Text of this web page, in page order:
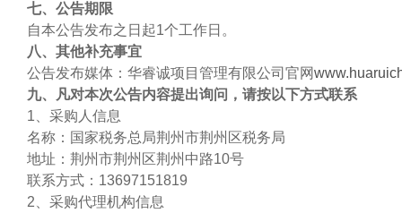
七、公告期限
自本公告发布之日起1个工作日。
八、 其他补充事宜
公告发布媒体：华睿诚项目管理有限公司官网
九、凡对本次公告内容提出询问，请按以下方式联系
1、采购人信息
名称：国家税务总局荆州市荆州区税务局
地址：荆州市荆州区荆州中路10号
联系方式： 13697151819
2、采购代理机构信息